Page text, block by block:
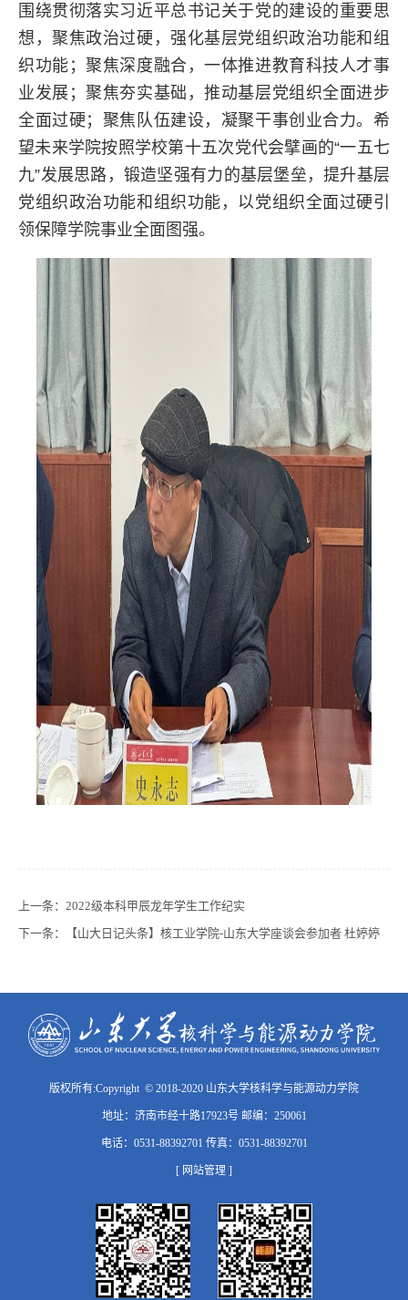
围绕贯彻落实习近平总书记关于党的建设的重要思
想，聚焦政治过硬，强化基层党组织政治功能和组
织功能；聚焦深度融合，一体推进教育科技人才事
业发展；聚焦夯实基础，推动基层党组织全面进步
全面过硬；聚焦队伍建设，凝聚干事创业合力。希
望未来学院按照学校第十五次党代会擘画的“一五七
九”发展思路，锻造坚强有力的基层堡垒，提升基层
党组织政治功能和组织功能，以党组织全面过硬引
领保障学院事业全面图强。
上一条： 2022级本科甲辰龙年学生工作纪实
下一条：
【山大日记头条】核工业学院-山东大学座谈会参加者 杜婷婷
版权所有:Copyright © 2018-2020 山东大学核科学与能源动力学院
地址：济南市经十路17923号 邮编：250061
电话：0531-88392701 传真：0531-88392701
[ 网站管理 ]